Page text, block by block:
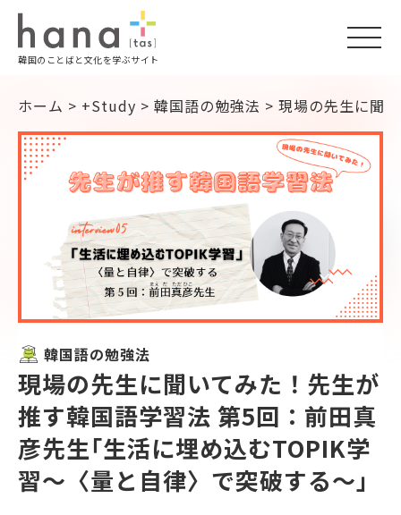
韓国のことばと文化を学ぶサイト
ホーム > +Study > 韓国語の勉強法 > 現場の先生に聞
韓国語の勉強法
現場の先生に聞いてみた！先生が
推す韓国語学習法 第5回：前田真
彦先生｢生活に埋め込むTOPIK学
習〜〈量と自律〉で突破する〜｣